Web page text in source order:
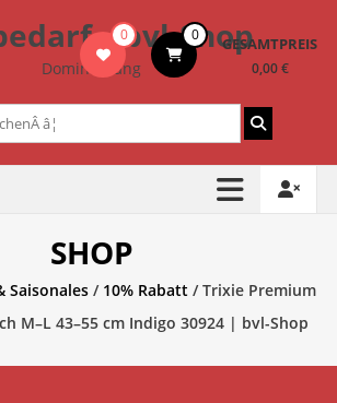
– bvl-Shop
Dominik Lang
0 0 GESAMTPREIS
0,00 €
SHOP
Saisonales / 10% Rabatt / Trixie Premium
M–L 43–55 cm Indigo 30924 | bvl-Shop